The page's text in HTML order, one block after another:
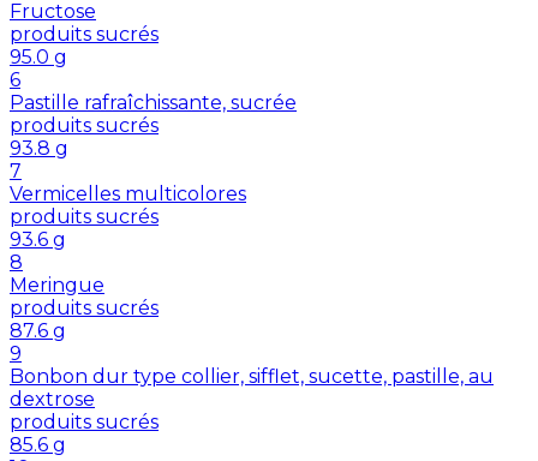
Fructose
produits sucrés
95.0 g
6
Pastille rafraîchissante, sucrée
produits sucrés
93.8 g
7
Vermicelles multicolores
produits sucrés
93.6 g
8
Meringue
produits sucrés
87.6 g
9
Bonbon dur type collier, sifflet, sucette, pastille, au
dextrose
produits sucrés
85.6 g